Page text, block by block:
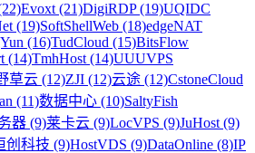
Evoxt (21)DigiRDP (19)UQIDC
(19)SoftShellWeb (18)edgeNAT
(16)TudCloud (15)BitsFlow
(14)TmhHost (14)UUUVPS
草云 (12)ZJI (12)云途 (12)CstoneCloud
(11)数据中心 (10)SaltyFish
器 (9)莱卡云 (9)LocVPS (9)JuHost (9)
创科技 (9)HostVDS (9)DataOnline (8)IP